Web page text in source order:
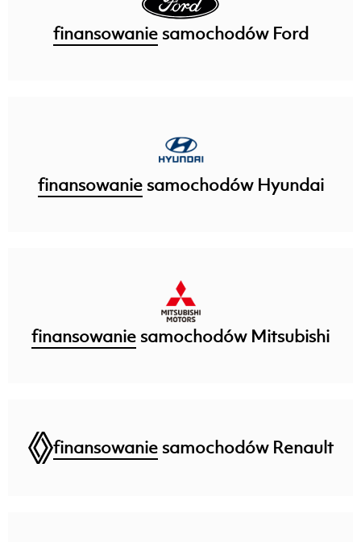
finansowaniesamochodów Ford
finansowaniesamochodów Hyundai
finansowanie samochodów Mitsubishi
finansowaniesamochodów Renault